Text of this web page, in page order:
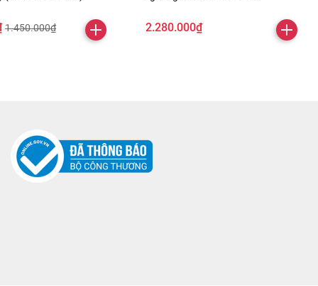
1.450.000₫ 2.280.000₫